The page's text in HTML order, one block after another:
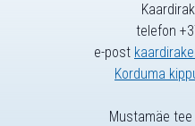
telefon
e-post
Korduma
Mustamäe